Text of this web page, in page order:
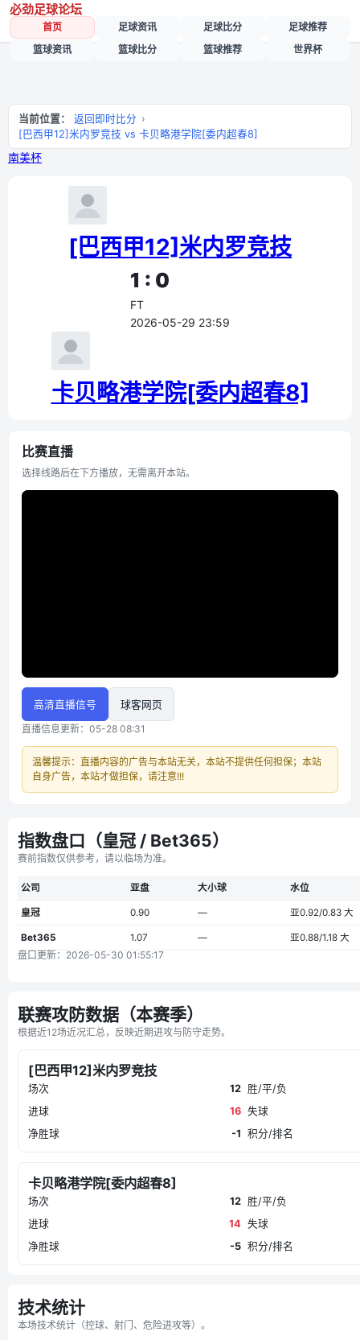
必劲足球论坛
首页 足球资讯 足球比分
足球推荐
篮球资讯
篮球比分 篮球推荐 世界杯
当前位置： 返回即时比分 ›
[巴西甲12]米内罗竞技 vs 卡贝略港学院[委内超春8]
南美杯
[巴西甲12]米内罗竞技
1 : 0
FT
2026-05-29 23:59
卡贝略港学院[委内超春8]
比赛直播
选择线路后在下方播放，无需离开本站。
高清直播信号
球客网页
直播信息更新：05-28 08:31
温馨提示：直播内容的广告与本站无关，本站不提供任何担保；本站
自身广告，本站才做担保，请注意!!!
指数盘口（皇冠 / Bet365）
赛前指数仅供参考，请以临场为准。
公司 亚盘 大小球 水位
皇冠 0.90 — 亚0.92/0.83 大
Bet365 1.07 — 亚0.88/1.18 大
盘口更新：2026-05-30 01:55:17
联赛攻防数据（本赛季）
根据近12场近况汇总，反映近期进攻与防守走势。
[巴西甲12]米内罗竞技
场次 12 胜/平/负
进球
16 失球
净胜球
-1 积分/排名
卡贝略港学院[委内超春8]
场次 12 胜/平/负
进球
14 失球
净胜球
-5 积分/排名
技术统计
本场技术统计（控球、射门、危险进攻等）。